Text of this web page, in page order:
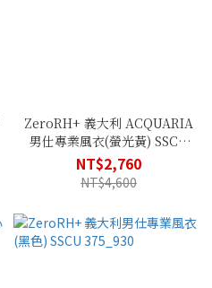
ZeroRH+ 義大利 ACQUARIA
男仕專業風衣(螢光黃) SSCU
364_117
NT$2,760
NT$4,600